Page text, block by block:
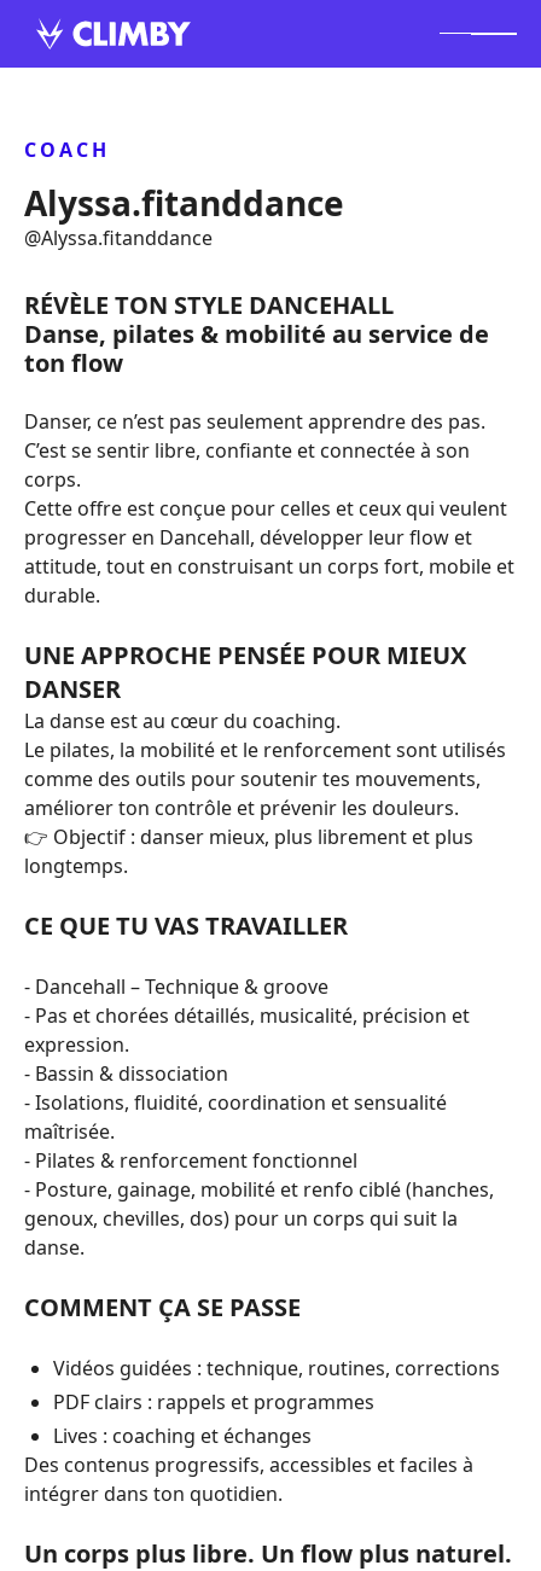
COACH
Alyssa.fitanddance
@Alyssa.fitanddance
RÉVÈLE TON STYLE DANCEHALL
Danse, pilates & mobilité au service de
ton flow
Danser, ce n’est pas seulement apprendre des pas.
C’est se sentir libre, confiante et connectée à son
corps.
Cette offre est conçue pour celles et ceux qui veulent
progresser en Dancehall, développer leur flow et
attitude, tout en construisant un corps fort, mobile et
durable.
UNE APPROCHE PENSÉE POUR MIEUX
DANSER
La danse est au cœur du coaching.
Le pilates, la mobilité et le renforcement sont utilisés
comme des outils pour soutenir tes mouvements,
améliorer ton contrôle et prévenir les douleurs.
👉 Objectif : danser mieux, plus librement et plus
longtemps.
CE QUE TU VAS TRAVAILLER
- Dancehall – Technique & groove
- Pas et chorées détaillés, musicalité, précision et
expression.
- Bassin & dissociation
- Isolations, fluidité, coordination et sensualité
maîtrisée.
- Pilates & renforcement fonctionnel
- Posture, gainage, mobilité et renfo ciblé (hanches,
genoux, chevilles, dos) pour un corps qui suit la
danse.
COMMENT ÇA SE PASSE
Vidéos guidées : technique, routines, corrections
PDF clairs : rappels et programmes
Lives : coaching et échanges
Des contenus progressifs, accessibles et faciles à
intégrer dans ton quotidien.
Un corps plus libre. Un flow plus naturel.